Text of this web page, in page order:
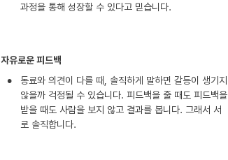
과정을 통해 성장할 수 있다고 믿습니다.
자유로운 피드백
•
동료와 의견이 다를 때, 솔직하게 말하면 갈등이 생기지
않을까 걱정될 수 있습니다. 피드백을 줄 때도 피드백을
받을 때도 사람을 보지 않고 결과를 봅니다. 그래서 서
로 솔직합니다.